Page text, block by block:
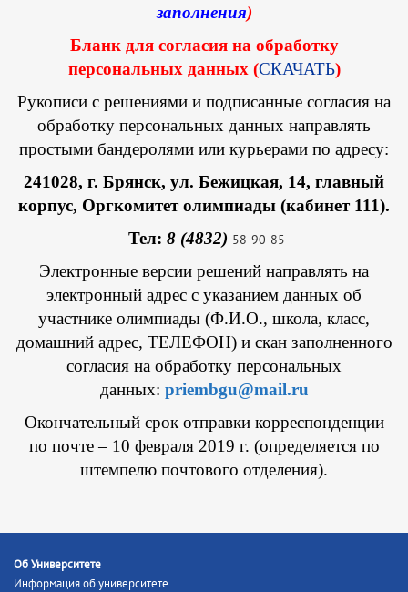
заполнения)
Бланк для согласия на обработку
персональных данных (СКАЧАТЬ)
Рукописи с решениями и подписанные согласия на
обработку персональных данных направлять
простыми бандеролями или курьерами по адресу:
241028, г. Брянск, ул. Бежицкая, 14, главный
корпус, Оргкомитет олимпиады (кабинет 111).
Тел: 8 (4832) 58-90-85
Электронные версии решений направлять на
электронный адрес с указанием данных об
участнике олимпиады (Ф.И.О., школа, класс,
домашний адрес, ТЕЛЕФОН) и скан заполненного
согласия на обработку персональных
данных: priembgu@mail.ru
Окончательный срок отправки корреспонденции
по почте – 10 февраля 2019 г. (определяется по
штемпелю почтового отделения).
Об Университете
Информация об университете